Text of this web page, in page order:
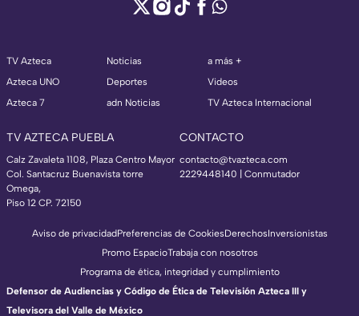
TV Azteca
Azteca UNO
Azteca 7
Noticias
Deportes
adn Noticias
a más +
Videos
TV Azteca Internacional
TV AZTECA PUEBLA
Calz Zavaleta 1108, Plaza Centro Mayor
Col. Santacruz Buenavista torre
Omega,
Piso 12 CP. 72150
CONTACTO
contacto@tvazteca.com
2229448140 | Conmutador
Aviso de privacidadPreferencias de CookiesDerechosInversionistas
Promo EspacioTrabaja con nosotros
Programa de ética, integridad y cumplimiento
Defensor de Audiencias y Código de Ética de Televisión Azteca III y
Televisora del Valle de México